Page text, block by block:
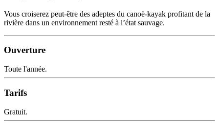
Vous croiserez peut-être des adeptes du canoë-kayak profitant de la
rivière dans un environnement resté à l’état sauvage.
Ouverture
Toute l'année.
Tarifs
Gratuit.